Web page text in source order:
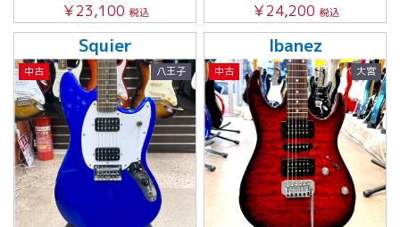
￥23,100 税込
￥24,200 税込
Squier
中古 八王子
Ibanez
中古 大宮